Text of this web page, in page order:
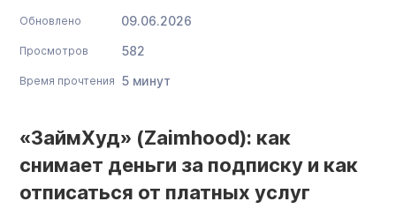
Обновлено 09.06.2026
Просмотров 582
Время прочтения 5 минут
«ЗаймХуд» (Zaimhood): как
снимает деньги за подписку и как
отписаться от платных услуг